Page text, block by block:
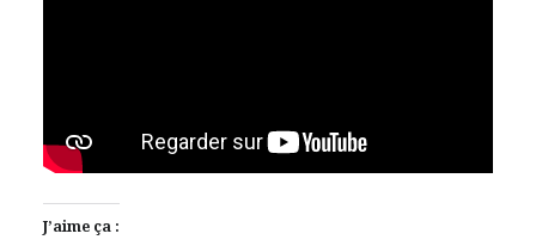
J’aime ça :